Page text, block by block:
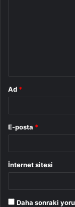
Ad *
E-posta *
İnternet sitesi
Daha sonraki